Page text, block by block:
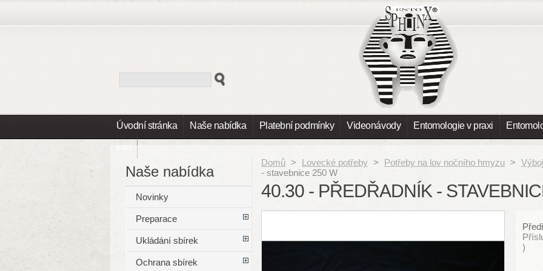
Úvodní stránka Naše nabídka Platební podmínky Videonávody Entomologie v praxi
Info
Domů > Lovecké potřeby > Potřeby na lov nočního hmyzu >
- stavebnice 250 W
40.30 - PŘEDŘADNÍK -
)
Naše nabídka
Novinky
Preparace
Ukládání sbírek
Ochrana sbírek